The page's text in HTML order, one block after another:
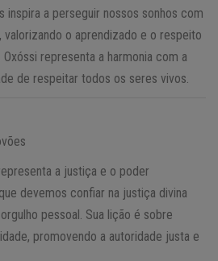
inspira a perseguir nossos sonhos com
valorizando o aprendizado e o respeito
representa a harmonia com a
de respeitar todos os seres vivos.
a justiça e o poder
devemos confiar na justiça divina
pessoal. Sua lição é sobre
promovendo a autoridade justa e